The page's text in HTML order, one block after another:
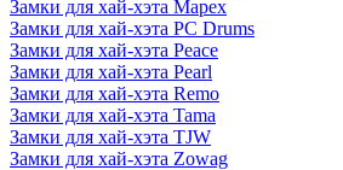
Замки для хай-хэта Mapex
Замки для хай-хэта PC Drums
Замки для хай-хэта Peace
Замки для хай-хэта Pearl
Замки для хай-хэта Remo
Замки для хай-хэта Tama
Замки для хай-хэта TJW
Замки для хай-хэта Zowag